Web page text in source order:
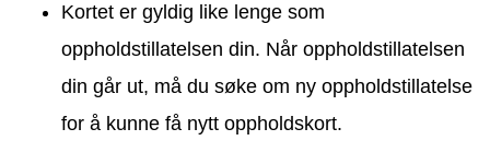
Kortet er gyldig like lenge som
oppholdstillatelsen din. Når oppholdstillatelsen
din går ut, må du søke om ny oppholdstillatelse
for å kunne få nytt oppholdskort.